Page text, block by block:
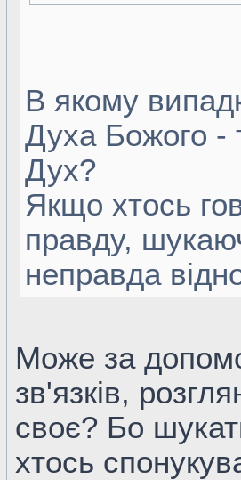
В якому
Духа Божого -
Дух?
Якщо хтось
правду,
неправда
Може за
зв'язків,
своє? Бо
хтось